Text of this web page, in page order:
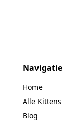
Navigatie
Home
Alle Kittens
Blog